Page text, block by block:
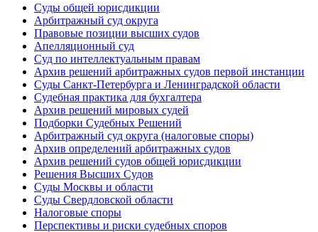
Суды общей юрисдикции
Арбитражный суд округа
Правовые позиции высших судов
Апелляционный суд
Суд по интеллектуальным правам
Архив решений арбитражных судов первой инстанции
Суды Санкт-Петербурга и Ленинградской области
Судебная практика для бухгалтера
Архив решений мировых судей
Подборки Судебных Решений
Арбитражный суд округа (налоговые споры)
Архив определений арбитражных судов
Архив решений судов общей юрисдикции
Решения Высших Судов
Суды Москвы и области
Суды Свердловской области
Налоговые споры
Перспективы и риски судебных споров